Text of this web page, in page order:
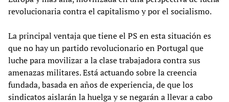
revolucionaria contra el capitalismo y por el socialismo.
La principal ventaja que tiene el PS en esta situación es
que no hay un partido revolucionario en Portugal que
luche para movilizar a la clase trabajadora contra sus
amenazas militares. Está actuando sobre la creencia
fundada, basada en años de experiencia, de que los
sindicatos aislarán la huelga y se negarán a llevar a cabo